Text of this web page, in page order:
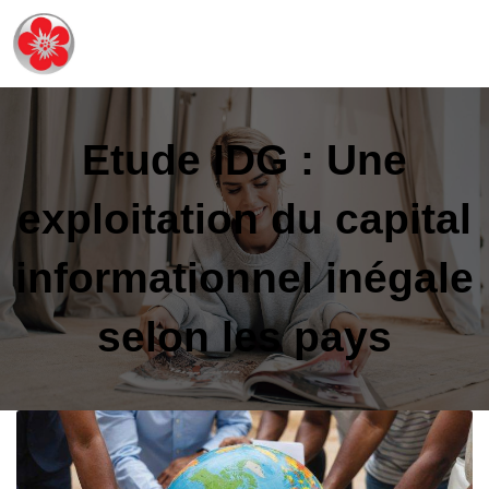
Etude IDG : Une
exploitation du capital
informationnel inégale
selon les pays